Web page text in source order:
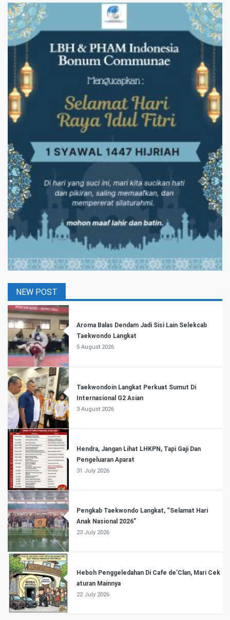
NEW POST
Aroma Balas Dendam Jadi Sisi Lain Selekcab
Taekwondo Langkat
5 August 2026
Taekwondoin Langkat Perkuat Sumut Di
Internasional G2 Asian
3 August 2026
Hendra, Jangan Lihat LHKPN, Tapi Gaji Dan
Pengeluaran Aparat
31 July 2026
Pengkab Taekwondo Langkat, “Selamat Hari
Anak Nasional 2026”
23 July 2026
Heboh Penggeledahan Di Cafe de’Clan, Mari Cek
aturan Mainnya
22 July 2026